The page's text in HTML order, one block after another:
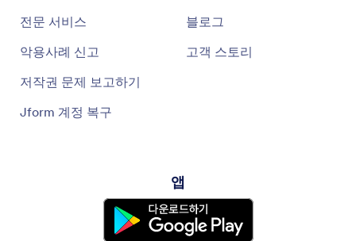
전문 서비스
악용사례 신고
저작권 문제 보고하기
Jform 계정 복구
블로그
고객 스토리
앱